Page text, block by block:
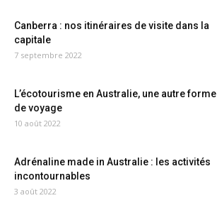
Canberra : nos itinéraires de visite dans la
capitale
7 septembre 2022
L’écotourisme en Australie, une autre forme
de voyage
10 août 2022
Adrénaline made in Australie : les activités
incontournables
3 août 2022